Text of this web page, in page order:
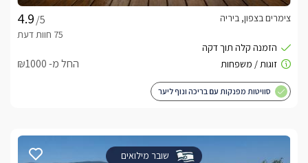
/5
צימרים בצפון, ביריה
החל מ- ₪1000
סוויטות מפנקות עם בריכה ונוף ליער
שובר מילואים